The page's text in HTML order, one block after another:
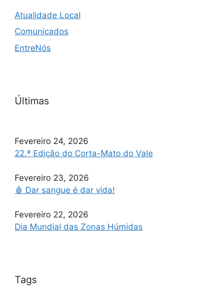
Atualidade Local
Comunicados
EntreNós
Últimas
Fevereiro 24, 2026
22.ª Edição do Corta-Mato do Vale
Fevereiro 23, 2026
🩸 Dar sangue é dar vida!
Fevereiro 22, 2026
Dia Mundial das Zonas Húmidas
Tags